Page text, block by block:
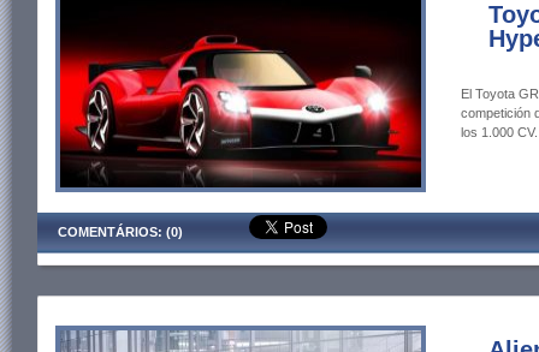
El Toyota
competición
los 1.000
COMENTÁRIOS: (0)